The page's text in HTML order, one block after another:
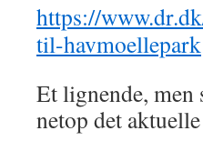
https://
til-havmoellepark
Et lignende,
netop det